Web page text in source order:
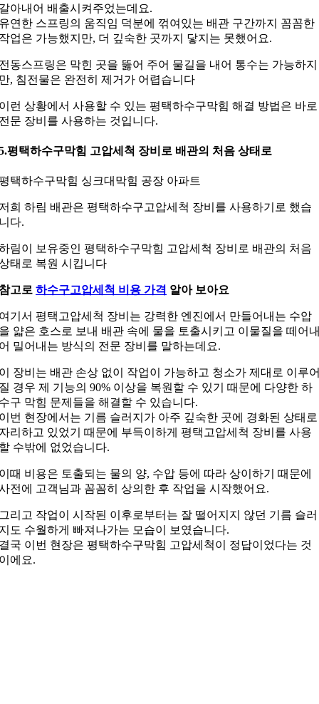
아내어 배출시켜주었는데요.
연한 스프링의 움직임 덕분에 꺾여있는 배관 구간까지 꼼꼼한
업은 가능했지만, 더 깊숙한 곳까지 닿지는 못했어요.
동스프링은 막힌 곳을 뚫어 주어 물길을 내어 통수는 가능하지
, 침전물은 완전히 제거가 어렵습니다
런 상황에서 사용할 수 있는 평택하수구막힘 해결 방법은 바로
문 장비를 사용하는 것입니다.
평택하수구막힘 고압세척 장비로 배관의 처음 상태로
택하수구막힘 싱크대막힘 공장 아파트
희 하림 배관은 평택하수구고압세척 장비를 사용하기로 했습
다.
림이 보유중인 평택하수구막힘 고압세척 장비로 배관의 처음
태로 복원 시킵니다
고로 하수구고압세척 비용 가격 알아 보아요
기서 평택고압세척 장비는 강력한 엔진에서 만들어내는 수압
얇은 호스로 보내 배관 속에 물을 토출시키고 이물질을 떼어
밀어내는 방식의 전문 장비를 말하는데요.
장비는 배관 손상 없이 작업이 가능하고 청소가 제대로 이루
경우 제 기능의 90% 이상을 복원할 수 있기 때문에 다양한 하
구 막힘 문제들을 해결할 수 있습니다.
번 현장에서는 기름 슬러지가 아주 깊숙한 곳에 경화된 상태로
리하고 있었기 때문에 부득이하게 평택고압세척 장비를 사용
수밖에 없었습니다.
때 비용은 토출되는 물의 양, 수압 등에 따라 상이하기 때문에
전에 고객님과 꼼꼼히 상의한 후 작업을 시작했어요.
리고 작업이 시작된 이후로부터는 잘 떨어지지 않던 기름 슬러
도 수월하게 빠져나가는 모습이 보였습니다.
국 이번 현장은 평택하수구막힘 고압세척이 정답이었다는 것
에요.